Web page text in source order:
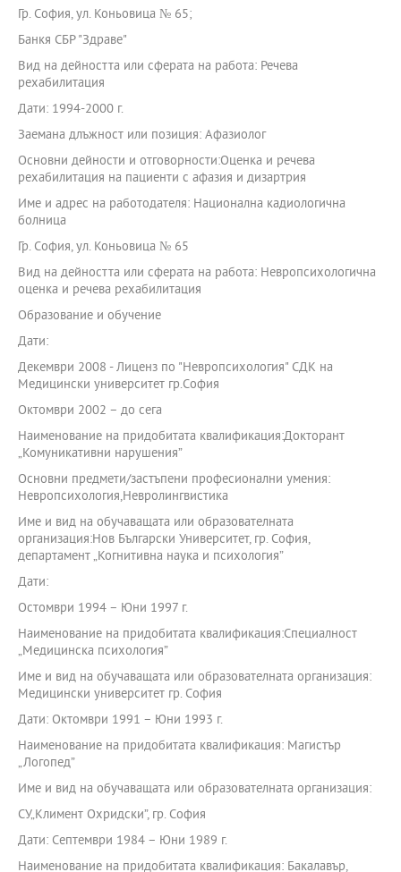
Гр. София, ул. Коньовица № 65;
Банкя СБР "Здраве"
Вид на дейността или сферата на работа: Речева
рехабилитация
Дати: 1994-2000 г.
Заемана длъжност или позиция: Афазиолог
Основни дейности и отговорности:Оценка и речева
рехабилитация на пациенти с афазия и дизартрия
Име и адрес на работодателя: Национална кадиологична
болница
Гр. София, ул. Коньовица № 65
Вид на дейността или сферата на работа: Невропсихологична
оценка и речева рехабилитация
Образование и обучение
Дати:
Декември 2008 - Лиценз по "Невропсихология" СДК на
Медицински университет гр.София
Октомври 2002 – до сега
Наименование на придобитата квалификация:Докторант
„Комуникативни нарушения”
Основни предмети/застъпени професионални умения:
Невропсихология,Невролингвистика
Име и вид на обучаващата или образователната
организация:Нов Български Университет, гр. София,
департамент „Когнитивна наука и психология”
Дати:
Остомври 1994 – Юни 1997 г.
Наименование на придобитата квалификация:Специалност
„Медицинска психология”
Име и вид на обучаващата или образователната организация:
Медицински университет гр. София
Дати: Октомври 1991 – Юни 1993 г.
Наименование на придобитата квалификация: Магистър
„Логопед”
Име и вид на обучаващата или образователната организация:
СУ„Климент Охридски”, гр. София
Дати: Септември 1984 – Юни 1989 г.
Наименование на придобитата квалификация: Бакалавър,